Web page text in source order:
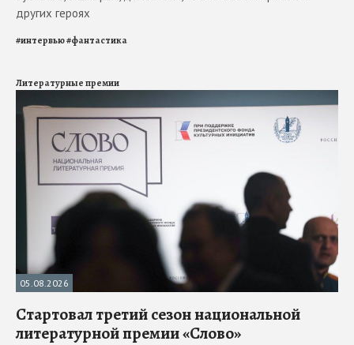
других героях
#интервью#фантастика
Литературные премии
05.08.2026
Стартовал третий сезон национальной
литературной премии «Слово»